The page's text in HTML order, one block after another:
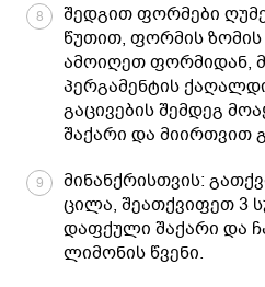
8
შედგით ფორმები
წუთით, ფორმის ზომის
ამოიღეთ ფორმიდან,
პერგამენტის
გაცივების შემდეგ
შაქარი და მიირთვით
9
მინანქრისთვის:
ცილა, შეათქვიფეთ 3
დაფქული შაქარი და
ლიმონის წვენი.